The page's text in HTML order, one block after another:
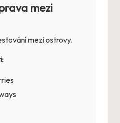
mezi
mezi ostrovy.